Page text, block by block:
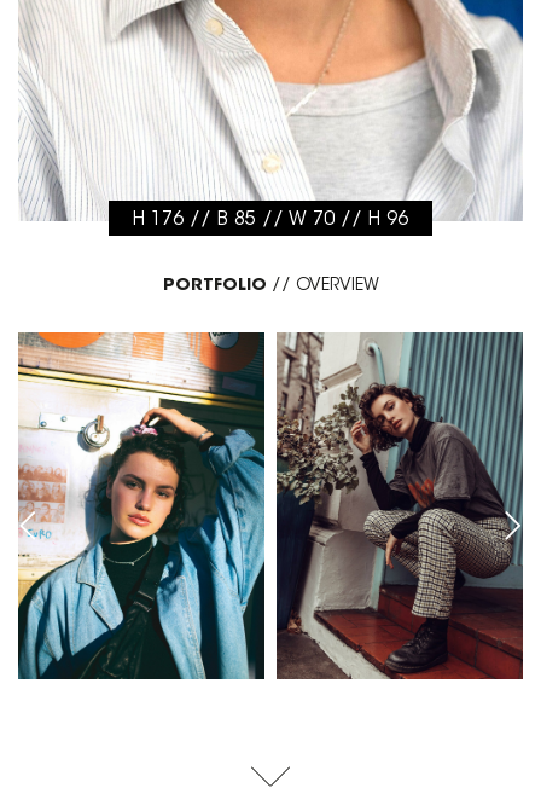
H 176 // B 85 // W 70 // H 96
PORTFOLIO // OVERVIEW